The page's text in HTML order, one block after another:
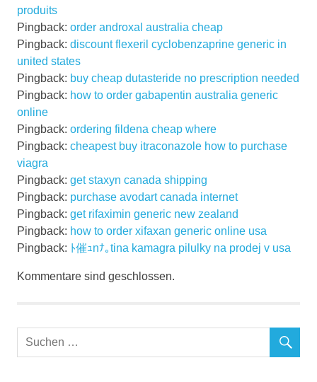
produits
Pingback: order androxal australia cheap
Pingback: discount flexeril cyclobenzaprine generic in
united states
Pingback: buy cheap dutasteride no prescription needed
Pingback: how to order gabapentin australia generic
online
Pingback: ordering fildena cheap where
Pingback: cheapest buy itraconazole how to purchase
viagra
Pingback: get staxyn canada shipping
Pingback: purchase avodart canada internet
Pingback: get rifaximin generic new zealand
Pingback: how to order xifaxan generic online usa
Pingback: ﾄ催ｭnﾅ｡tina kamagra pilulky na prodej v usa
Kommentare sind geschlossen.